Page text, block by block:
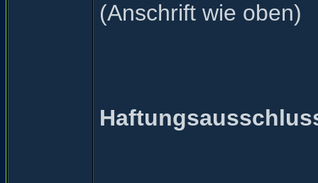
(Anschrift wie oben)